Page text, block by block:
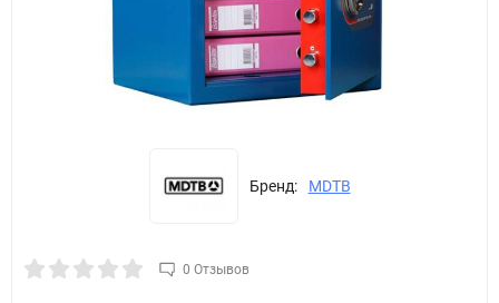
Бренд: MDTB
0 Отзывов